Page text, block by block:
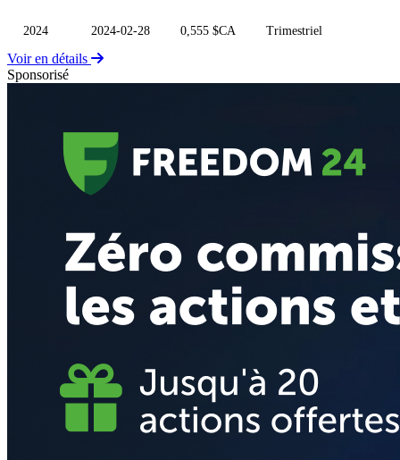
2024 2024-02-28 0,555 $CA Trimestriel
Voir en détails
Sponsorisé